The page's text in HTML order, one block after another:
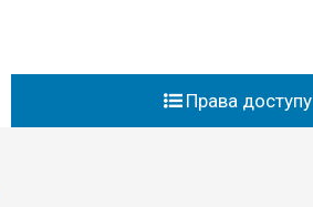
Права доступу